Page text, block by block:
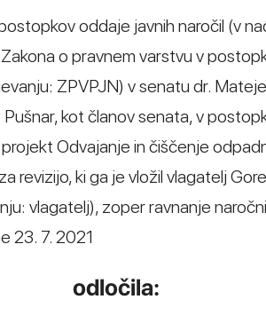
oddaje javnih naročil (v
o pravnem varstvu v
ZPVPJN) v senatu dr.
kot članov senata, v
Odvajanje in čiščenje
revizijo, ki ga je vložil vlagatelj
vlagatelj), zoper ravnanje
23. 7. 2021
odločila: